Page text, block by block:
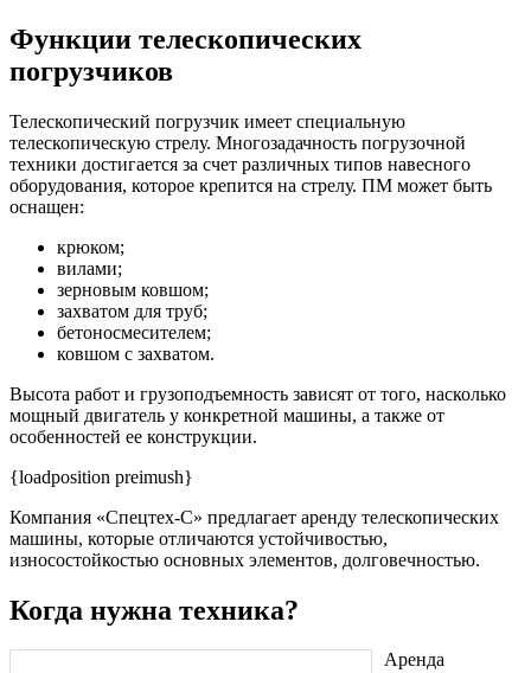
Функции телескопических
погрузчиков
Телескопический погрузчик имеет специальную
телескопическую стрелу. Многозадачность погрузочной
техники достигается за счет различных типов навесного
оборудования, которое крепится на стрелу. ПМ может быть
оснащен:
крюком;
вилами;
зерновым ковшом;
захватом для труб;
бетоносмесителем;
ковшом с захватом.
Высота работ и грузоподъемность зависят от того, насколько
мощный двигатель у конкретной машины, а также от
особенностей ее конструкции.
{loadposition preimush}
Компания «Спецтех-С» предлагает аренду телескопических
машины, которые отличаются устойчивостью,
износостойкостью основных элементов, долговечностью.
Когда нужна техника?
Аренда